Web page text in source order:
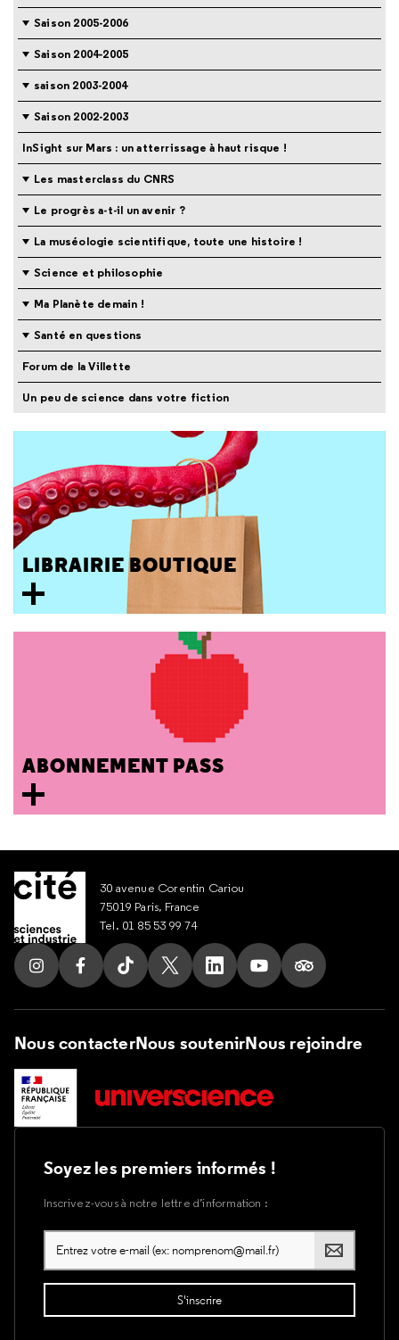
Saison 2005-2006
Saison 2004-2005
saison 2003-2004
Saison 2002-2003
InSight sur Mars : un atterrissage à haut risque !
Les masterclass du CNRS
Le progrès a-t-il un avenir ?
La muséologie scientifique, toute une histoire !
Science et philosophie
Ma Planète demain !
Santé en questions
Forum de la Villette
Un peu de science dans votre fiction
LIBRAIRIE BOUTIQUE
ABONNEMENT PASS
30 avenue Corentin Cariou
75019 Paris, France
Tel. 01 85 53 99 74
Suivez nous sur Instagram
Suivez nous sur Facebook
Suivez nous sur Tik Tok
Suivez nous sur X
Suivez nous sur LinkedIn
Suivez nous sur
Suivez nous
Nous contacterNous soutenirNous rejoindre
Soyez les premiers informés !
Inscrivez-vous à notre lettre d’information :